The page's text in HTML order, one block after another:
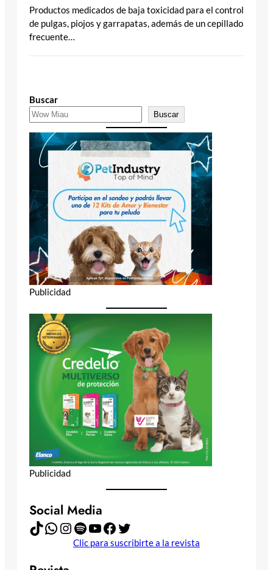
Productos medicados de baja toxicidad para el control
de pulgas, piojos y garrapatas, además de un cepillado
frecuente…
Buscar
Buscar
Publicidad
Publicidad
Social Media
TikTok WhatsApp Instagram Spotify YouTube Facebook Twitter
Clic para suscribirte a la revista